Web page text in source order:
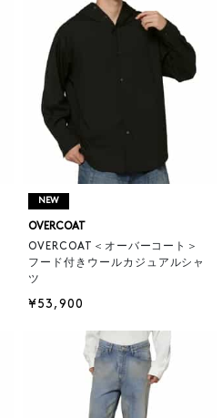
NEW
OVERCOAT
OVERCOAT＜オーバーコート＞
フード付きウールカジュアルシャ
ツ
¥53,900